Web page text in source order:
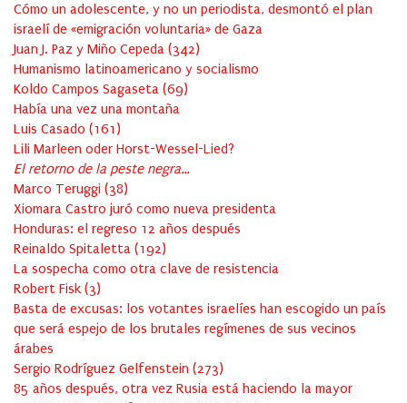
Cómo un adolescente, y no un periodista, desmontó el plan
israelí de «emigración voluntaria» de Gaza
Juan J. Paz y Miño Cepeda (342)
Humanismo latinoamericano y socialismo
Koldo Campos Sagaseta (69)
Había una vez una montaña
Luis Casado (161 )
Lili Marleen oder Horst-Wessel-Lied?
El retorno de la peste negra…
Marco Teruggi (38)
Xiomara Castro juró como nueva presidenta
Honduras: el regreso 12 años después
Reinaldo Spitaletta (192)
La sospecha como otra clave de resistencia
Robert Fisk (3)
Basta de excusas: los votantes israelíes han escogido un país
que será espejo de los brutales regímenes de sus vecinos
árabes
Sergio Rodríguez Gelfenstein (273)
85 años después, otra vez Rusia está haciendo la mayor